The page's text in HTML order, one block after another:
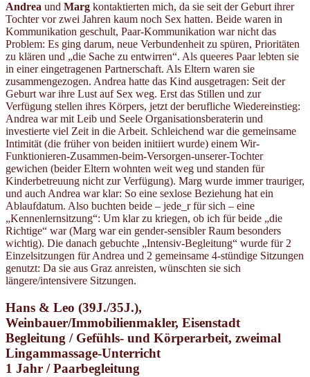
Andrea und Marg kontaktierten mich, da sie seit der Geburt ihrer
Tochter vor zwei Jahren kaum noch Sex hatten. Beide waren in
Kommunikation geschult, Paar-Kommunikation war nicht das
Problem: Es ging darum, neue Verbundenheit zu spüren, Prioritäten
zu klären und „die Sache zu entwirren“. Als queeres Paar lebten sie
in einer eingetragenen Partnerschaft. Als Eltern waren sie
zusammengezogen. Andrea hatte das Kind ausgetragen: Seit der
Geburt war ihre Lust auf Sex weg. Erst das Stillen und zur
Verfügung stellen ihres Körpers, jetzt der berufliche Wiedereinstieg:
Andrea war mit Leib und Seele Organisationsberaterin und
investierte viel Zeit in die Arbeit. Schleichend war die gemeinsame
Intimität (die früher von beiden initiiert wurde) einem Wir-
Funktionieren-Zusammen-beim-Versorgen-unserer-Tochter
gewichen (beider Eltern wohnten weit weg und standen für
Kinderbetreuung nicht zur Verfügung). Marg wurde immer trauriger,
und auch Andrea war klar: So eine sexlose Beziehung hat ein
Ablaufdatum. Also buchten beide – jede_r für sich – eine
„Kennenlernsitzung“: Um klar zu kriegen, ob ich für beide „die
Richtige“ war (Marg war ein gender-sensibler Raum besonders
wichtig). Die danach gebuchte „Intensiv-Begleitung“ wurde für 2
Einzelsitzungen für Andrea und 2 gemeinsame 4-stündige Sitzungen
genutzt: Da sie aus Graz anreisten, wünschten sie sich
längere/intensivere Sitzungen.
Hans & Leo (39J./35J.),
Weinbauer/Immobilienmakler, Eisenstadt
Begleitung / Gefühls- und Körperarbeit, zweimal
Lingammassage-Unterricht
1 Jahr / Paarbegleitung